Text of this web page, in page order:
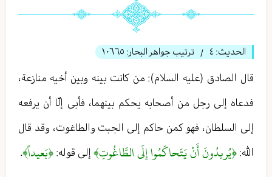
الحديث: ٤ / ترتيب جواهر البحار: ١٠٦٦٥
قال الصادق (عليه السلام): من كانت بينه وبين أخيه منازعة،
فدعاه إلى رجل من أصحابه يحكم بينهما، فأبى إلّا أن يرفعه
إلى السلطان، فهو كمن حاكم إلى الجبت والطاغوت، وقد قال
الله: ﴿يُريدُونَ أَنْ يَتَحاكَمُوا إِلَى الطَّاغُوتِ﴾ إلى قوله: ﴿بَعيداً﴾.